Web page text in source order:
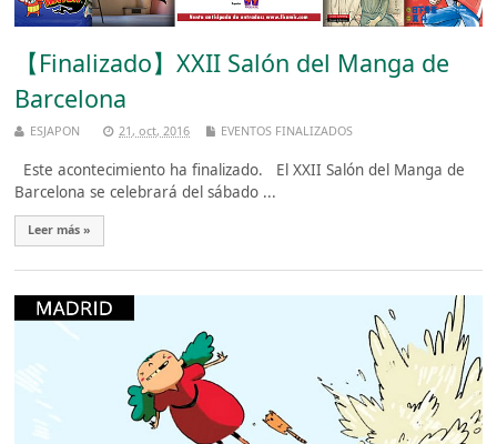
【Finalizado】XXII Salón del Manga de
Barcelona
ESJAPON 21, oct, 2016 EVENTOS FINALIZADOS
Este acontecimiento ha finalizado. El XXII Salón del Manga de
Barcelona se celebrará del sábado ...
Leer más »